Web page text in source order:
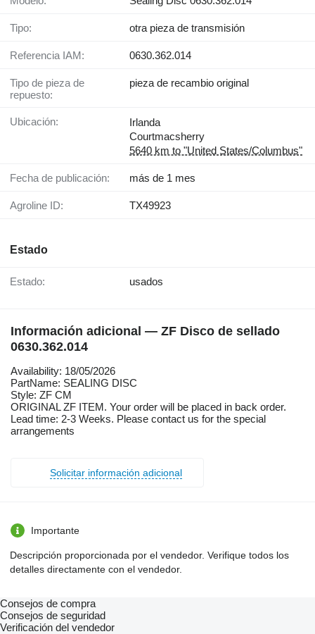
Tipo: otra pieza de transmisión
Referencia IAM: 0630.362.014
Tipo de pieza de
repuesto:
pieza de recambio original
Ubicación:
Irlanda
Courtmacsherry
5640 km to "United States/Columbus"
Fecha de publicación: más de 1 mes
Agroline ID: TX49923
Estado
Estado: usados
Información adicional — ZF Disco de sellado
0630.362.014
Availability: 18/05/2026
PartName: SEALING DISC
Style: ZF CM
ORIGINAL ZF ITEM. Your order will be placed in back order.
Lead time: 2-3 Weeks. Please contact us for the special
arrangements
Solicitar información adicional
Importante
Descripción proporcionada por el vendedor. Verifique todos los
detalles directamente con el vendedor.
Consejos de compra
Consejos de seguridad
Verificación del vendedor